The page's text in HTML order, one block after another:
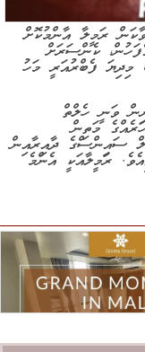
ރަމީލާ އާންމުކޮށް
ކެންސަރަށް
މިދިޔަ ފެބްރުއަރީ މަހު
ވަނީ ހެލްތް
މަތިން
ސޯޝަލް ސައިންސްގެ ދާއިރާއިން
ރަމީލާއަކީ އެންމެ